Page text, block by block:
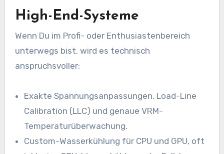
High-End-Systeme
Wenn Du im Profi- oder Enthusiastenbereich
unterwegs bist, wird es technisch
anspruchsvoller:
Exakte Spannungsanpassungen, Load-Line
Calibration (LLC) und genaue VRM-
Temperaturüberwachung.
Custom-Wasserkühlung für CPU und GPU, oft